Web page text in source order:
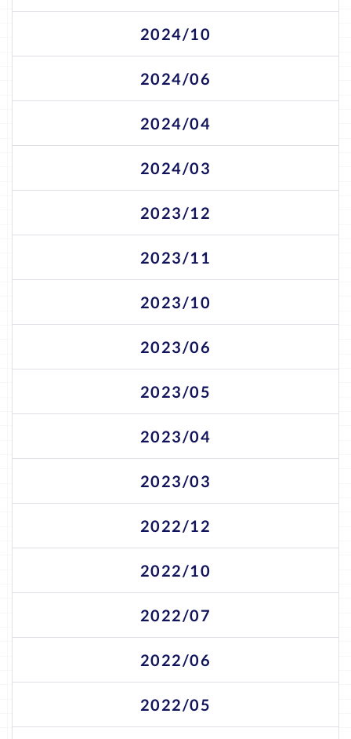
2024/10
2024/06
2024/04
2024/03
2023/12
2023/11
2023/10
2023/06
2023/05
2023/04
2023/03
2022/12
2022/10
2022/07
2022/06
2022/05